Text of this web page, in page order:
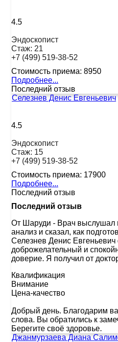
4.5
Эндоскопист
Стаж: 21
+7 (499) 519-38-52
Стоимость приема: 8950
Подробнее...
Последний отзыв
Селезнев Денис Евгеньевич
4.5
Эндоскопист
Стаж: 15
+7 (499) 519-38-52
Стоимость приема: 17900
Подробнее...
Последний отзыв
Последний отзыв
От Шаруди - Врач выслушал
анализ и сказал, как
Селезнев Денис Евгеньевич
доброжелательный и
доверие. Я получил от
Квалификация
Внимание
Цена-качество
Добрый день. Благодарим
слова. Вы обратились к
Берегите своё здоровье.
Джанмурзаева Диана